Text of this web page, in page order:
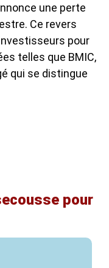
une perte
Ce revers
pour
telles que BMIC,
qui se distingue
pour